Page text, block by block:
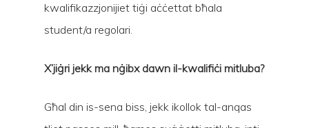
kwalifikazzjonijiet tiġi aċċettat bħala
student/a regolari.
X’jiġri jekk ma nġibx dawn il-kwalifiċi mitluba?
Għal din is-sena biss, jekk ikollok tal-anqas